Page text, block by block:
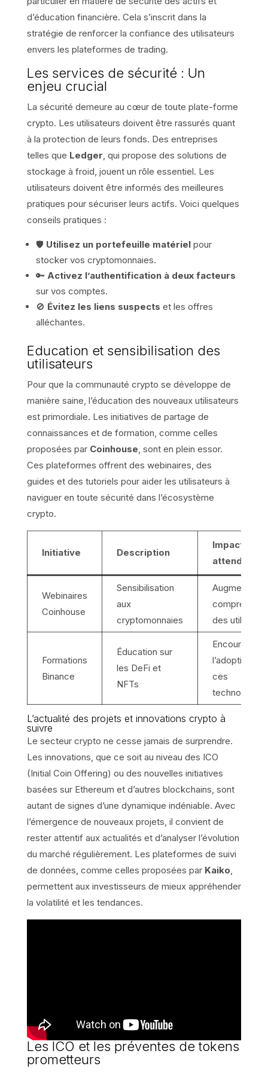
d’éducation financière. Cela s’inscrit dans la
stratégie de renforcer la confiance des utilisateurs
envers les plateformes de trading.
Les services de sécurité : Un
enjeu crucial
La sécurité demeure au cœur de toute plate-forme
crypto. Les utilisateurs doivent être rassurés quant
à la protection de leurs fonds. Des entreprises
telles que Ledger , qui propose des solutions de
stockage à froid, jouent un rôle essentiel. Les
utilisateurs doivent être informés des meilleures
pratiques pour sécuriser leurs actifs. Voici quelques
conseils pratiques :
🛡️ Utilisez un portefeuille matérielpour
stocker vos cryptomonnaies.
🔑 Activez l’authentification à deux facteurs
sur vos comptes.
🚫 Évitez les liens suspects et les offres
alléchantes.
Education et sensibilisation des
utilisateurs
Pour que la communauté crypto se développe de
manière saine, l’éducation des nouveaux utilisateurs
est primordiale. Les initiatives de partage de
connaissances et de formation, comme celles
proposées par Coinhouse , sont en plein essor.
Ces plateformes offrent des webinaires, des
guides et des tutoriels pour aider les utilisateurs à
naviguer en toute sécurité dans l’écosystème
crypto.
Initiative Description
Impact
attendu
Webinaires
Coinhouse
Sensibilisation
aux
cryptomonnaies
Augmenter la
des
Formations
Binance
Éducation sur
les DeFi et
NFTs
Encourager
l’adoption de
ces
technologies
L’actualité des projets et innovations crypto à
suivre
Le secteur crypto ne cesse jamais de surprendre.
Les innovations, que ce soit au niveau des ICO
(Initial Coin Offering) ou des nouvelles initiatives
basées sur Ethereum et d’autres blockchains, sont
autant de signes d’une dynamique indéniable. Avec
l’émergence de nouveaux projets, il convient de
rester attentif aux actualités et d’analyser l’évolution
du marché régulièrement. Les plateformes de suivi
de données, comme celles proposées par Kaiko
permettent aux investisseurs de mieux appréhender
la volatilité et les tendances.
Les ICO et les préventes de tokens
prometteurs